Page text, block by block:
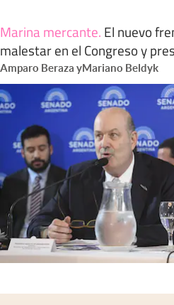
Marina mercante. El nuevo
malestar en el Congreso y
Amparo Beraza yMariano Beldyk